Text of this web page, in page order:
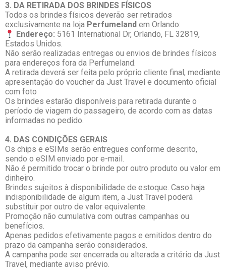
3. DA RETIRADA DOS BRINDES FÍSICOS
Todos os brindes físicos deverão ser retirados
exclusivamente na loja Perfumeland em Orlando:
Endereço: 5161 International Dr, Orlando, FL 32819,
Estados Unidos.
Não serão realizadas entregas ou envios de brindes físicos
para endereços fora da Perfumeland.
A retirada deverá ser feita pelo próprio cliente final, mediante
apresentação do voucher da Just Travel e documento oficial
com foto
Os brindes estarão disponíveis para retirada durante o
período de viagem do passageiro, de acordo com as datas
informadas no pedido.
4. DAS CONDIÇÕES GERAIS
Os chips e eSIMs serão entregues conforme descrito,
sendo o eSIM enviado por e-mail.
Não é permitido trocar o brinde por outro produto ou valor em
dinheiro.
Brindes sujeitos à disponibilidade de estoque. Caso haja
indisponibilidade de algum item, a Just Travel poderá
substituir por outro de valor equivalente.
Promoção não cumulativa com outras campanhas ou
benefícios.
Apenas pedidos efetivamente pagos e emitidos dentro do
prazo da campanha serão considerados.
A campanha pode ser encerrada ou alterada a critério da Just
Travel, mediante aviso prévio.